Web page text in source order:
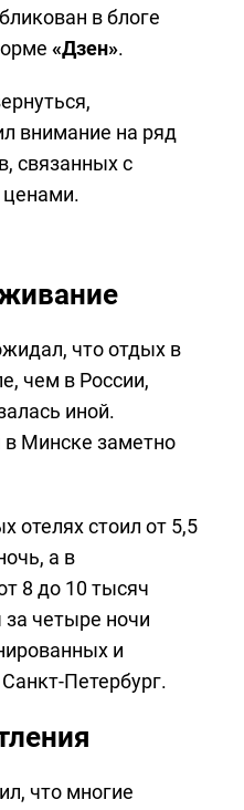
в блоге
«Дзен».
внимание на ряд
связанных с
ценами.
что отдых в
чем в России,
иной.
Минске заметно
отелях стоил от 5,5
а в
8 до 10 тысяч
четыре ночи
и
Петербург.
что многие